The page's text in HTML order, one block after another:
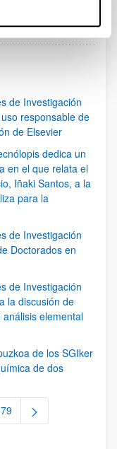
de Investigación
responsable de
de Elsevier
dedica un
en el que relata el
Iñaki Santos, a la
para la
de Investigación
Doctorados en
de Investigación
la discusión de
elemental
de los SGIker
de dos
intermedias Use TAB
Página
79